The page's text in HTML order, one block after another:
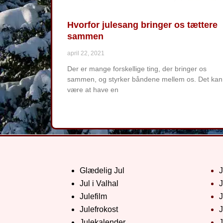
Hvorfor julesang bringer os tættere
sammen
april 22, 2021
Der er mange forskellige ting, der bringer os
sammen, og styrker båndene mellem os. Det kan
være at have en
Glædelig Jul
Jul i Valhal
Julefilm
Julefrokost